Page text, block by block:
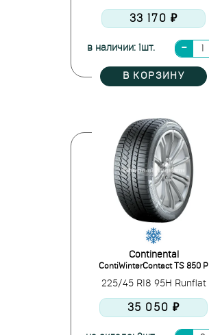
33 170 ₽
в наличии: 1шт.
В КОРЗИНУ
Continental
ContiWinterContact TS 850 P
225/45 R18 95H Runflat
35 050 ₽